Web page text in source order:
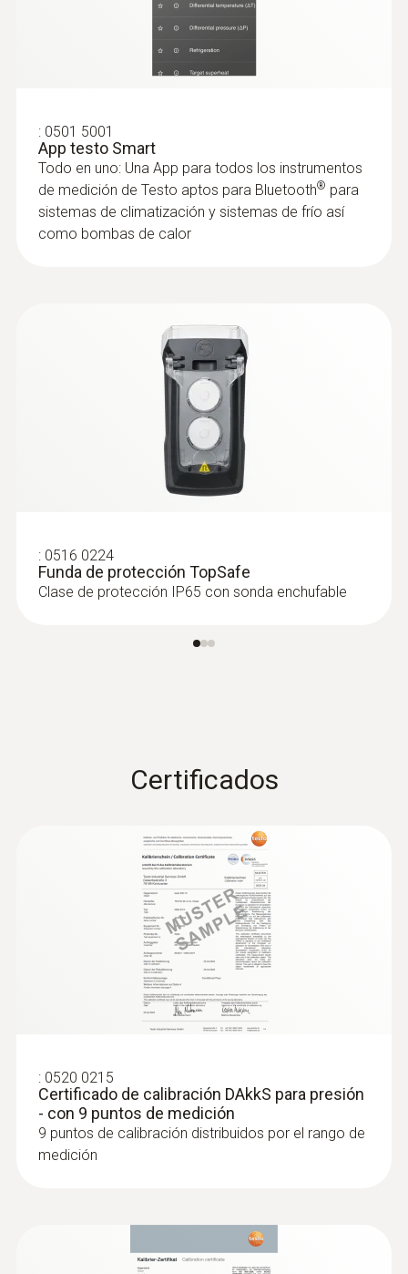
Tubo de Pitot de acero inoxidable,
longitud de 1000 mm, Ø 7 mm - para la
medición de la velocidad de flujo
: 0501 5001
App testo Smart
Todo en uno: Una App para todos los instrumentos
de medición de Testo aptos para Bluetooth® para
sistemas de climatización y sistemas de frío así
como bombas de calor
: 0516 0224
Funda de protección TopSafe
Clase de protección IP65 con sonda enchufable
Certificados
: 0520 0215
Certificado de calibración DAkkS para presión
- con 9 puntos de medición
9 puntos de calibración distribuidos por el rango de
medición